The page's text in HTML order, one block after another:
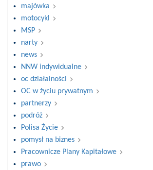
majówka
motocykl
MSP
narty
news
NNW indywidualne
oc działalności
OC w życiu prywatnym
partnerzy
podróż
Polisa Życie
pomysł na biznes
Pracownicze Plany Kapitałowe
prawo